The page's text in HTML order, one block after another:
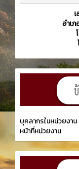
อำเ
บุคลากรในหน่วยงาน
หน้าที่หน่วยงาน